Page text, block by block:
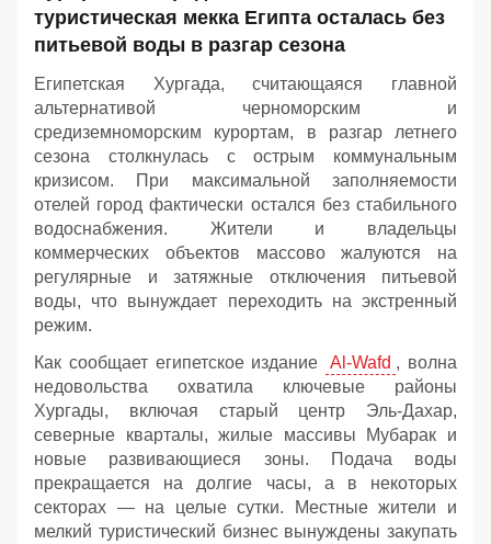
туристическая мекка Египта осталась без
питьевой воды в разгар сезона
Египетская Хургада, считающаяся главной
альтернативой черноморским и
средиземноморским курортам, в разгар летнего
сезона столкнулась с острым коммунальным
кризисом. При максимальной заполняемости
отелей город фактически остался без стабильного
водоснабжения. Жители и владельцы
коммерческих объектов массово жалуются на
регулярные и затяжные отключения питьевой
воды, что вынуждает переходить на экстренный
режим.
Как сообщает египетское издание
Al-Wafd , волна
недовольства охватила ключевые районы
Хургады, включая старый центр Эль-Дахар,
северные кварталы, жилые массивы Мубарак и
новые развивающиеся зоны. Подача воды
прекращается на долгие часы, а в некоторых
секторах — на целые сутки. Местные жители и
мелкий туристический бизнес вынуждены закупать